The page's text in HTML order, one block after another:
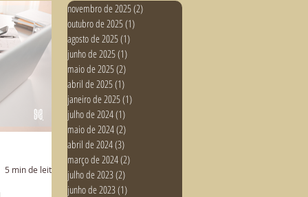
5 min de leitura
novembro de 2025(2)
outubro de 2025(1)
agosto de 2025(1)
junho de 2025(1)
maio de 2025(2)
abril de 2025(1)
janeiro de 2025(1)
julho de 2024(1)
maio de 2024(2)
abril de 2024(3)
março de 2024(2)
julho de 2023(2)
junho de 2023(1)